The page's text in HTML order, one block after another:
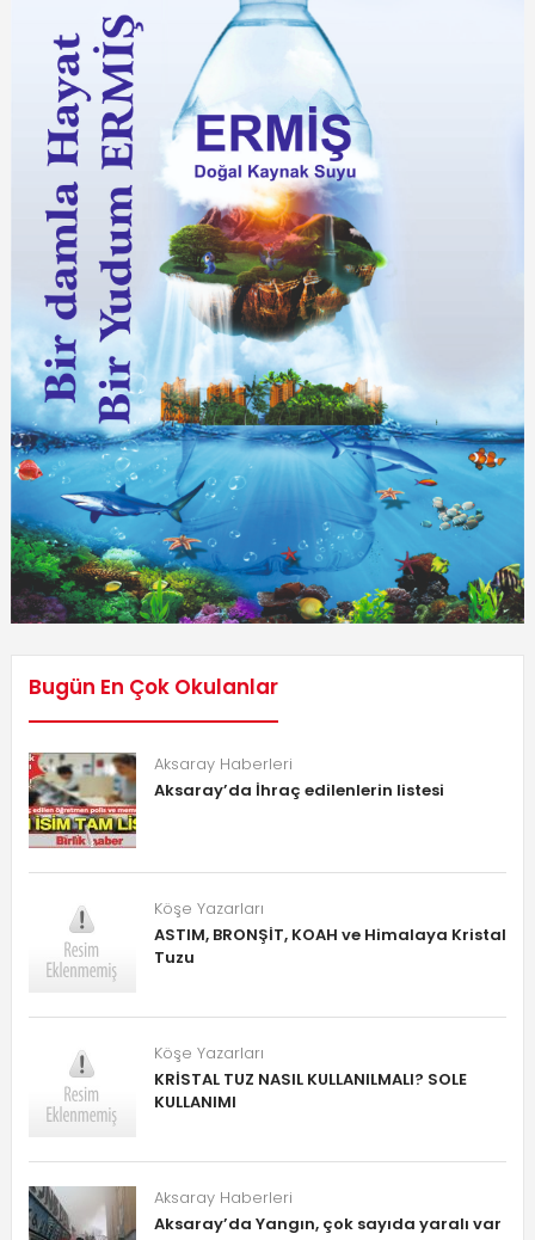
Bugün En Çok Okulanlar
Aksaray Haberleri
Aksaray’da İhraç edilenlerin listesi
Köşe Yazarları
ASTIM, BRONŞİT, KOAH ve Himalaya Kristal
Tuzu
Köşe Yazarları
KRİSTAL TUZ NASIL KULLANILMALI? SOLE
KULLANIMI
Aksaray Haberleri
Aksaray’da Yangın, çok sayıda yaralı var